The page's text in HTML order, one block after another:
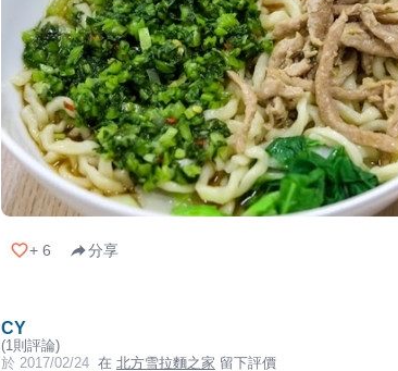
+ 6 分享
CY
(1 則評論)
於 2017/02/24 在 北方雪拉麵之家 留下評價